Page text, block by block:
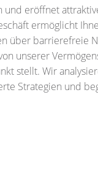
und eröffnet
ermöglicht
über barrierefreie
unserer
stellt. Wir
Strategien und